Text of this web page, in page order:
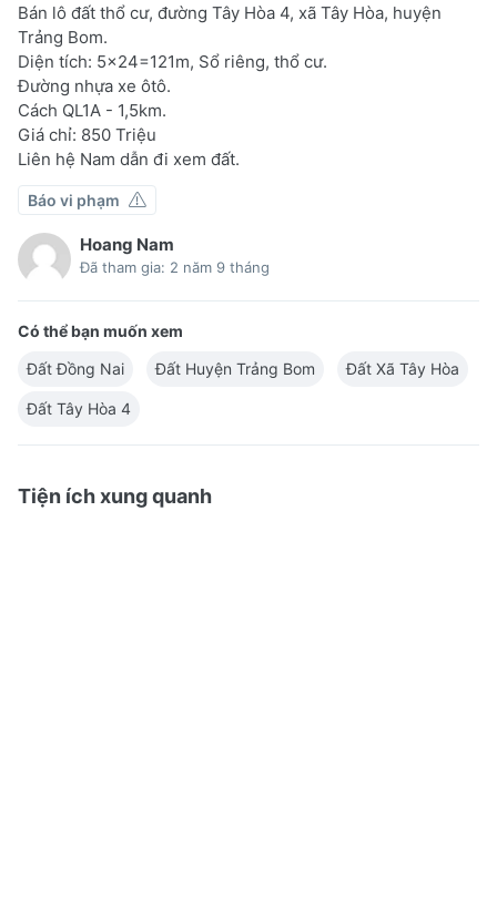
Bán lô đất thổ cư, đường Tây Hòa 4, xã Tây Hòa, huyện
Trảng Bom.
Diện tích: 5×24=121m, Sổ riêng, thổ cư.
Đường nhựa xe ôtô.
Cách QL1A - 1,5km.
Giá chỉ: 850 Triệu
Liên hệ Nam dẫn đi xem đất.
Báo vi phạm
Hoang Nam
Đã tham gia: 2 năm 9 tháng
Có thể bạn muốn xem
Đất Đồng Nai
Đất Huyện Trảng Bom Đất Xã Tây Hòa
Đất Tây Hòa 4
Tiện ích xung quanh